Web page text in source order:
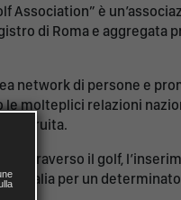
Association” è
di Roma e aggregata
network di persone e
molteplici relazioni
costruita.
attraverso il golf,
in Italia per un